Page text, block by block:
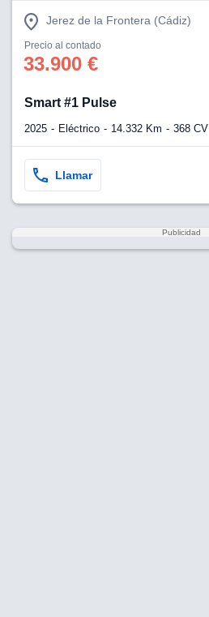
Jerez de la Frontera (Cádiz)
Precio al contado
33.900 €
Smart #1 Pulse
2025 Eléctrico 14.332 Km 368 CV
Llamar